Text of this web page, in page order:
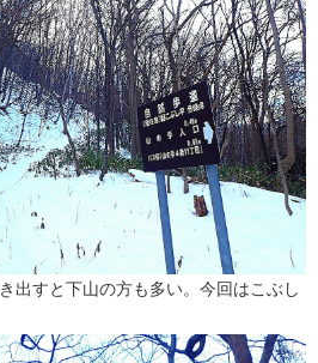
出すと下山の方も多い。今回はこぶし